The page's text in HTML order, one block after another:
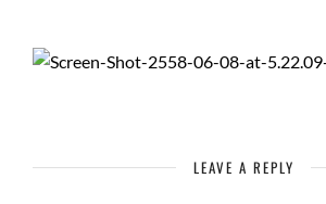
LEAVE A REPLY